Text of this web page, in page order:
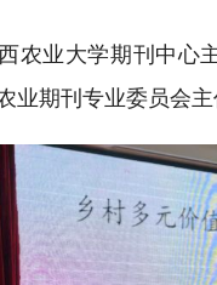
农业大学期刊中心
业期刊专业委员会主